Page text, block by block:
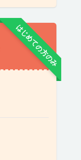
はじめての方のみ